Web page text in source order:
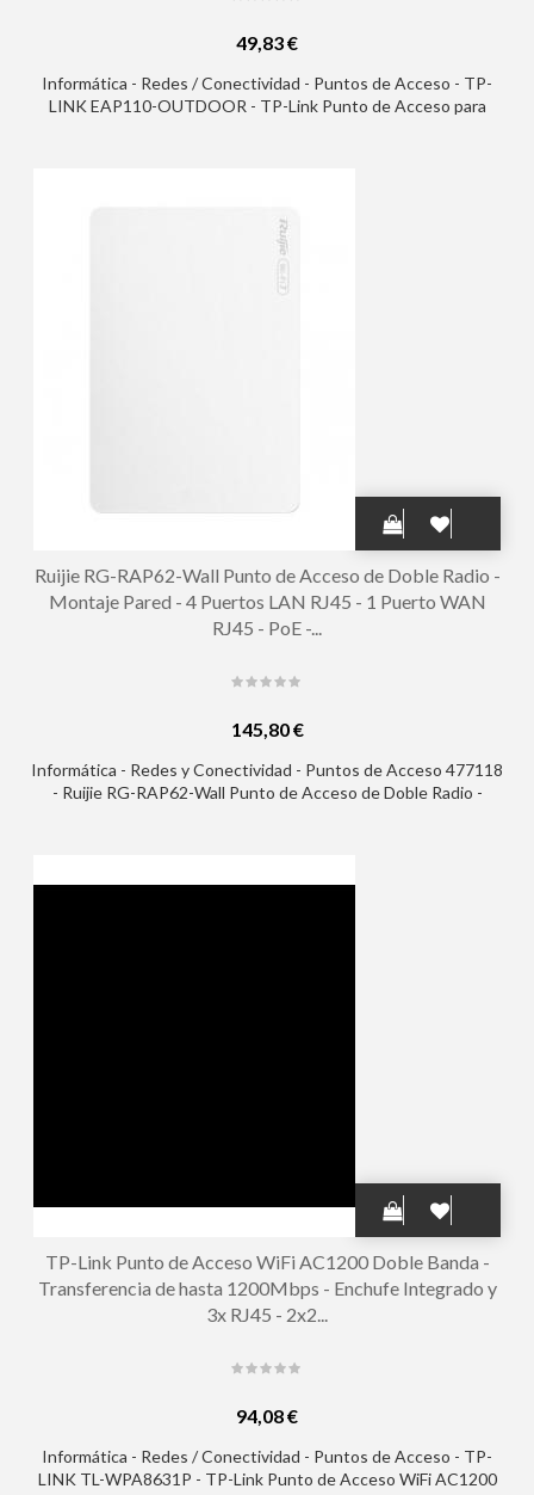
49,83 €
Informática - Redes / Conectividad - Puntos de Acceso - TP-
LINK EAP110-OUTDOOR - TP-Link Punto de Acceso para
Ruijie RG-RAP62-Wall Punto de Acceso de Doble Radio -
Montaje Pared - 4 Puertos LAN RJ45 - 1 Puerto WAN
RJ45 - PoE -...
145,80 €
Informática - Redes y Conectividad - Puntos de Acceso 477118
- Ruijie RG-RAP62-Wall Punto de Acceso de Doble Radio -
TP-Link Punto de Acceso WiFi AC1200 Doble Banda -
Transferencia de hasta 1200Mbps - Enchufe Integrado y
3x RJ45 - 2x2...
94,08 €
Informática - Redes / Conectividad - Puntos de Acceso - TP-
LINK TL-WPA8631P - TP-Link Punto de Acceso WiFi AC1200